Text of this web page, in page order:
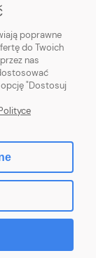
woj. śląskie | E-
241495070
poprawne
do Twoich
nas
"Dostosuj